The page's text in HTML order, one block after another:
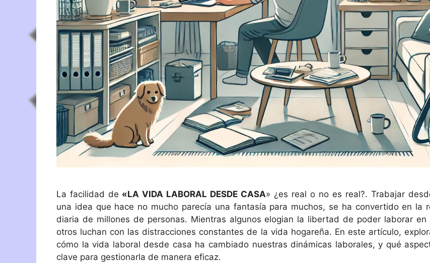
La facilidad de «LA VIDA LABORAL DESDE CASA» ¿es real o no es real?. Trabajar
una idea que hace no mucho parecía una fantasía para muchos, se ha convertido en la
diaria de millones de personas. Mientras algunos elogian la libertad de poder laborar en
otros luchan con las distracciones constantes de la vida hogareña. En este artículo,
cómo la vida laboral desde casa ha cambiado nuestras dinámicas laborales, y qué
clave para gestionarla de manera eficaz.